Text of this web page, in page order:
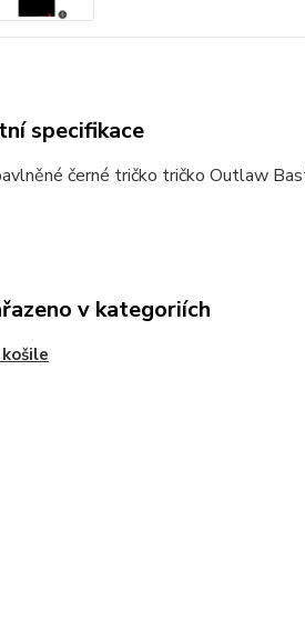
specifikace
černé tričko tričko Outlaw
v kategoriích